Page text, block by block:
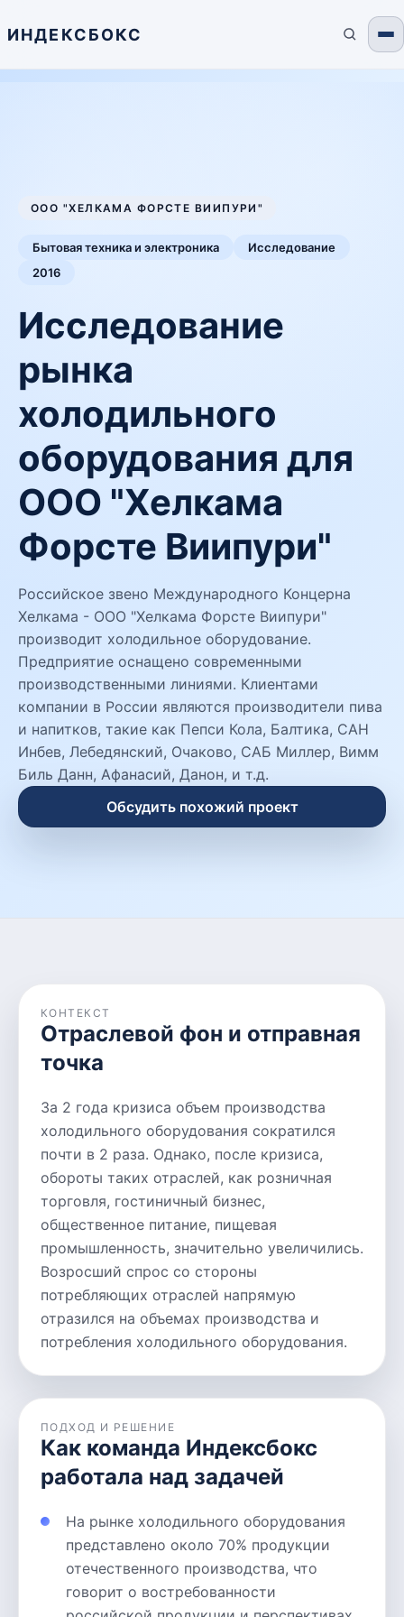
ИНДЕКСБОКС
ООО "ХЕЛКАМА ФОРСТЕ ВИИПУРИ"
Бытовая техника и электроника
Исследование
2016
Исследование
рынка
холодильного
оборудования для
ООО "Хелкама
Форсте Виипури"
Российское звено Международного Концерна
Хелкама - ООО "Хелкама Форсте Виипури"
производит холодильное оборудование.
Предприятие оснащено современными
производственными линиями. Клиентами
компании в России являются производители пива
и напитков, такие как Пепси Кола, Балтика, САН
Инбев, Лебедянский, Очаково, САБ Миллер, Вимм
Биль Данн, Афанасий, Данон, и т.д.
Обсудить похожий проект
КОНТЕКСТ
Отраслевой фон и отправная
точка
За 2 года кризиса объем производства
холодильного оборудования сократился
почти в 2 раза. Однако, после кризиса,
обороты таких отраслей, как розничная
торговля, гостиничный бизнес,
общественное питание, пищевая
промышленность, значительно увеличились.
Возросший спрос со стороны
потребляющих отраслей напрямую
отразился на объемах производства и
потребления холодильного оборудования.
ПОДХОД И РЕШЕНИЕ
Как команда Индексбокс
работала над задачей
На рынке холодильного оборудования
представлено около 70% продукции
отечественного производства, что
говорит о востребованности